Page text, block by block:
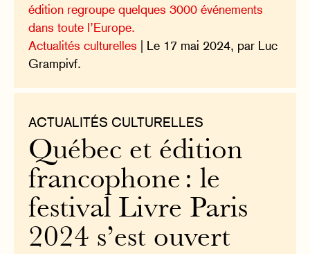
édition regroupe quelques 3000 événements
dans toute l’Europe.
Actualités culturelles | Le 17 mai 2024, par Luc
Grampivf.
ACTUALITÉS CULTURELLES
Québec et édition
francophone : le
festival Livre Paris
2024 s’est ouvert